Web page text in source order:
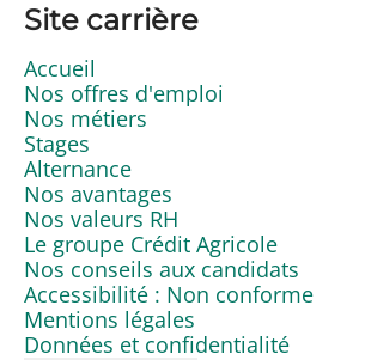
Site carrière
Accueil
Nos offres d'emploi
Nos métiers
Stages
Alternance
Nos avantages
Nos valeurs RH
Le groupe Crédit Agricole
Nos conseils aux candidats
Accessibilité : Non conforme
Mentions légales
Données et confidentialité